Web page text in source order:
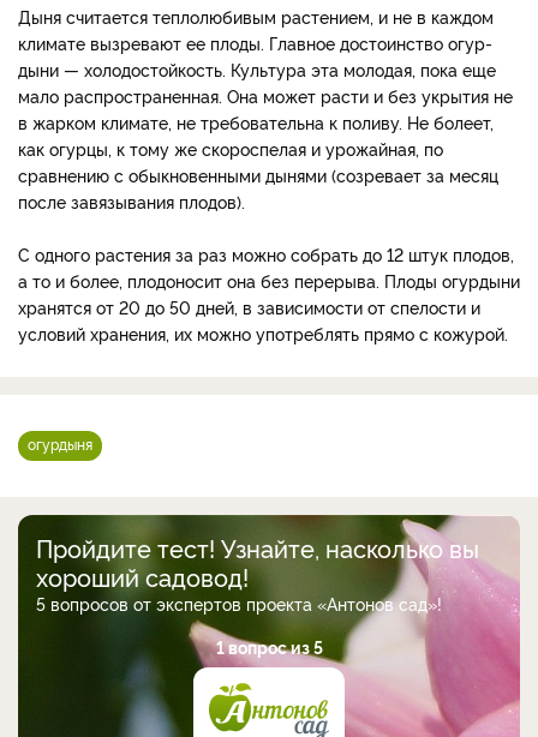
Дыня считается теплолюбивым растением, и не в каждом
кли­мате вызревают ее плоды. Главное достоинство огур­
дыни — холодостойкость. Культура эта молодая, пока еще
мало распространенная. Она может расти и без укры­тия не
в жарком климате, не требовательна к поливу. Не болеет,
как огурцы, к тому же скороспелая и урожайная, по
сравнению с обыкновенными дынями (созревает за месяц
после завязывания плодов).
С одного растения за раз мож­но собрать до 12 штук плодов,
а то и более, плодоносит она без перерыва. Плоды огурдыни
хранятся от 20 до 50 дней, в зависимости от спелости и
условий хране­ния, их можно употреблять прямо с кожурой.
огурдыня
Пройдите тест! Узнайте, насколько вы
хороший садовод!
5 вопросов от экспертов проекта «Антонов сад»!
1 вопрос из 5